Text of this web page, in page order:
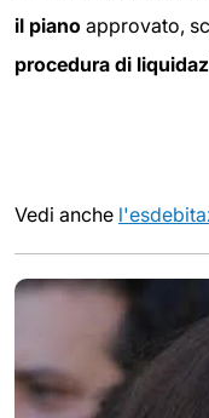
il piano approvato,
procedura di
Vedi anche